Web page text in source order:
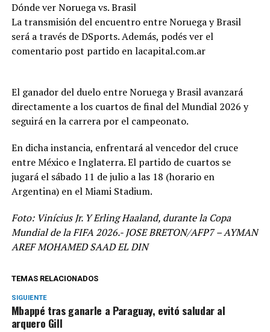
Dónde ver Noruega vs. Brasil
La transmisión del encuentro entre Noruega y Brasil
será a través de DSports. Además, podés ver el
comentario post partido en lacapital.com.ar
El ganador del duelo entre Noruega y Brasil avanzará
directamente a los cuartos de final del Mundial 2026 y
seguirá en la carrera por el campeonato.
En dicha instancia, enfrentará al vencedor del cruce
entre México e Inglaterra. El partido de cuartos se
jugará el sábado 11 de julio a las 18 (horario en
Argentina) en el Miami Stadium.
Foto: Vinícius Jr. Y Erling Haaland, durante la Copa
Mundial de la FIFA 2026.- JOSE BRETON/AFP7 – AYMAN
AREF MOHAMED SAAD EL DIN
TEMAS RELACIONADOS
SIGUIENTE
Mbappé tras ganarle a Paraguay, evitó saludar al
arquero Gill